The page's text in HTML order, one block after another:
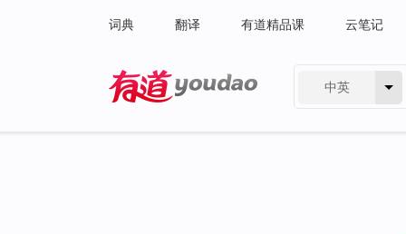
词典 翻译 有道精品课 云笔记
中英